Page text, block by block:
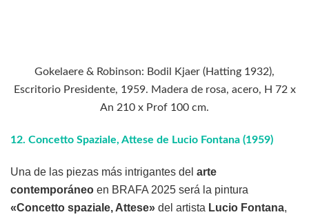
Gokelaere & Robinson: Bodil Kjaer (Hatting 1932),
Escritorio Presidente, 1959. Madera de rosa, acero, H 72 x
An 210 x Prof 100 cm.
12. Concetto Spaziale, Attese de Lucio Fontana (1959)
Una de las piezas más intrigantes del arte
contemporáneo en BRAFA 2025 será la pintura
«Concetto spaziale, Attese» del artista Lucio Fontana,